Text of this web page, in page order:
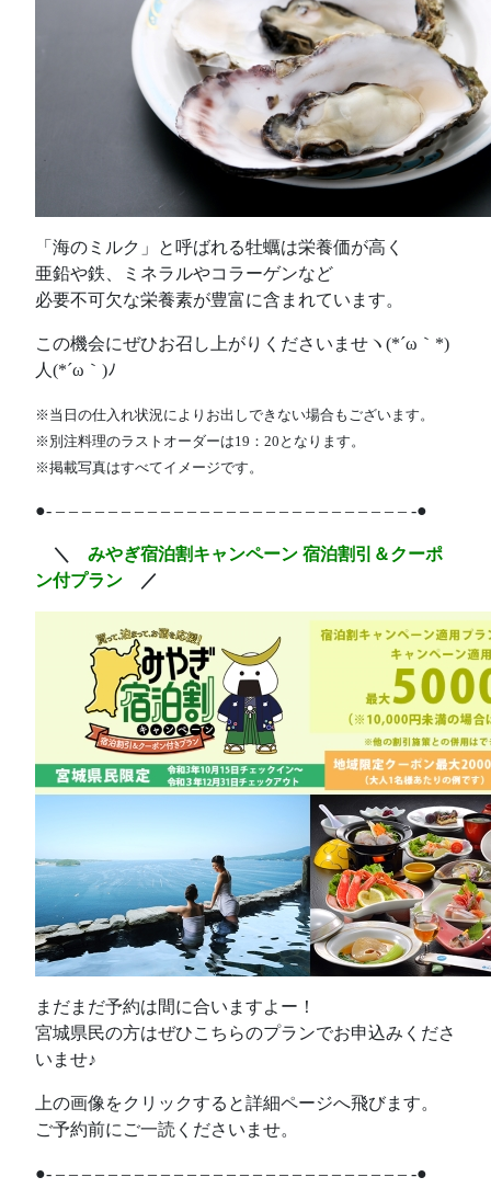
「海のミルク」と呼ばれる牡蠣は栄養価が高く
亜鉛や鉄、ミネラルやコラーゲンなど
必要不可欠な栄養素が豊富に含まれています。
この機会にぜひお召し上がりくださいませヽ(*´ω｀*)
人(*´ω｀)ﾉ
※当日の仕入れ状況によりお出しできない場合もございます。
※別注料理のラストオーダーは19：20となります。
※掲載写真はすべてイメージです。
●- – – – – – – – – – – – – – – – – – – – – – – – – – – – -●
＼ みやぎ宿泊割キャンペーン 宿泊割引＆クーポ
ン付プラン ／
まだまだ予約は間に合いますよー！
宮城県民の方はぜひこちらのプランでお申込みくださ
いませ♪
上の画像をクリックすると詳細ページへ飛びます。
ご予約前にご一読くださいませ。
●- – – – – – – – – – – – – – – – – – – – – – – – – – – – -●